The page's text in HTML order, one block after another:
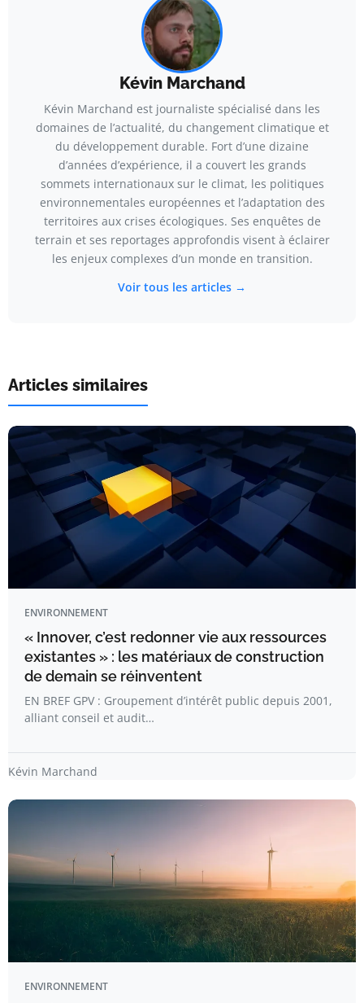
Kévin Marchand
Kévin Marchand est journaliste spécialisé dans les
domaines de l’actualité, du changement climatique et
du développement durable. Fort d’une dizaine
d’années d’expérience, il a couvert les grands
sommets internationaux sur le climat, les politiques
environnementales européennes et l’adaptation des
territoires aux crises écologiques. Ses enquêtes de
terrain et ses reportages approfondis visent à éclairer
les enjeux complexes d’un monde en transition.
Voir tous les articles →
Articles similaires
ENVIRONNEMENT
« Innover, c’est redonner vie aux ressources
existantes » : les matériaux de construction
de demain se réinventent
EN BREF GPV : Groupement d’intérêt public depuis 2001,
alliant conseil et audit…
Kévin Marchand
ENVIRONNEMENT